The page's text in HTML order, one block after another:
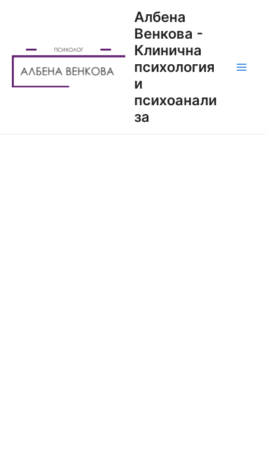
Албена
Венкова -
Клинична
психология
и
психоанали
за